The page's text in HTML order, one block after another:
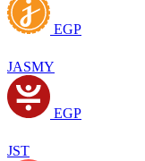
EGP
JASMY
EGP
JST